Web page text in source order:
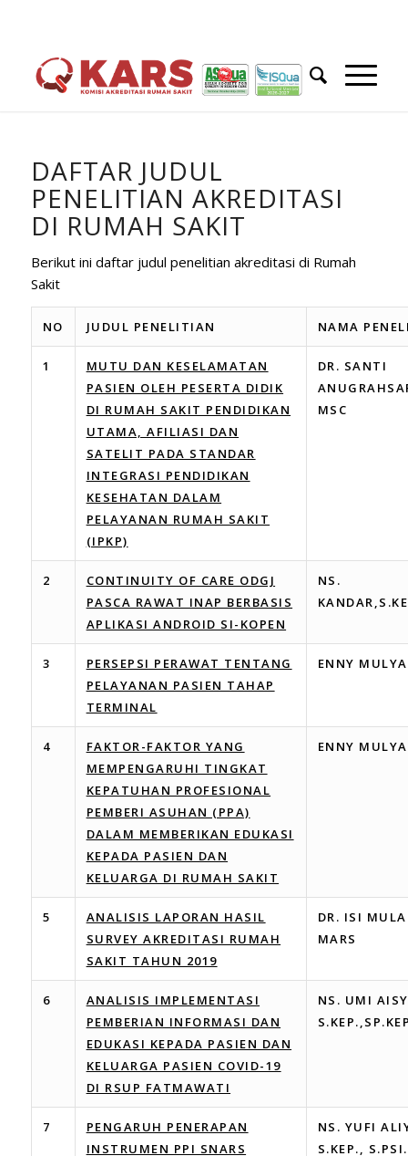
DAFTAR JUDUL
PENELITIAN AKREDITASI
DI RUMAH SAKIT
Berikut ini daftar judul penelitian akreditasi di Rumah
Sakit
NO JUDUL PENELITIAN NAMA
1
MUTU DAN KESELAMATAN
PASIEN OLEH PESERTA DIDIK
DI RUMAH SAKIT PENDIDIKAN
UTAMA, AFILIASI DAN
SATELIT PADA STANDAR
INTEGRASI PENDIDIKAN
KESEHATAN DALAM
PELAYANAN RUMAH SAKIT
(IPKP)
DR. SANTI
MSC
2
CONTINUITY OF CARE ODGJ
PASCA RAWAT INAP BERBASIS
APLIKASI ANDROID SI-KOPEN
NS.
3
PERSEPSI PERAWAT TENTANG
PELAYANAN PASIEN TAHAP
TERMINAL
ENNY
4
FAKTOR-FAKTOR YANG
MEMPENGARUHI TINGKAT
KEPATUHAN PROFESIONAL
PEMBERI ASUHAN (PPA)
DALAM MEMBERIKAN EDUKASI
KEPADA PASIEN DAN
KELUARGA DI RUMAH SAKIT
ENNY
5
ANALISIS LAPORAN HASIL
SURVEY AKREDITASI RUMAH
SAKIT TAHUN 2019
DR. ISI
MARS
6
ANALISIS IMPLEMENTASI
PEMBERIAN INFORMASI DAN
EDUKASI KEPADA PASIEN DAN
KELUARGA PASIEN COVID-19
DI RSUP FATMAWATI
NS. UMI
7
PENGARUH PENERAPAN
INSTRUMEN PPI SNARS
NS. YUFI
S.KEP.,